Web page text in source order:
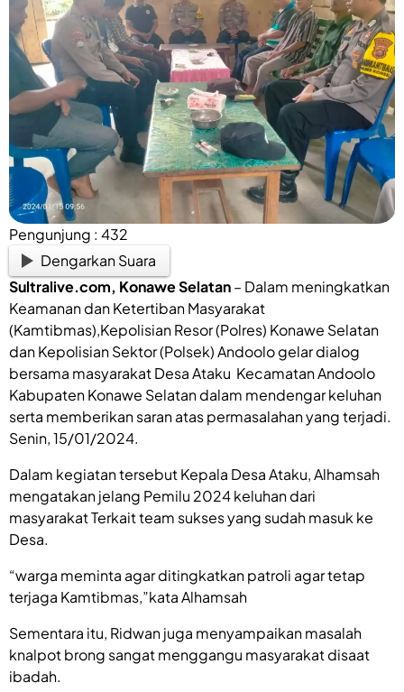
Pengunjung : 432
Dengarkan Suara
Sultralive.com, Konawe Selatan– Dalam meningkatkan
Keamanan dan Ketertiban Masyarakat
(Kamtibmas),Kepolisian Resor (Polres) Konawe Selatan
dan Kepolisian Sektor (Polsek) Andoolo gelar dialog
bersama masyarakat Desa Ataku Kecamatan Andoolo
Kabupaten Konawe Selatan dalam mendengar keluhan
serta memberikan saran atas permasalahan yang terjadi.
Senin, 15/01/2024.
Dalam kegiatan tersebut Kepala Desa Ataku, Alhamsah
mengatakan jelang Pemilu 2024 keluhan dari
masyarakat Terkait team sukses yang sudah masuk ke
Desa.
“warga meminta agar ditingkatkan patroli agar tetap
terjaga Kamtibmas,”kata Alhamsah
Sementara itu, Ridwan juga menyampaikan masalah
knalpot brong sangat menggangu masyarakat disaat
ibadah.